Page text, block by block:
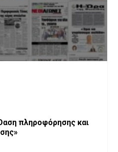
πληροφόρησης και